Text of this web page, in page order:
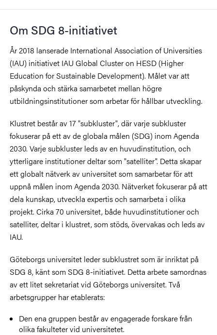
Om SDG 8-initiativet
År 2018 lanserade International Association of Universities
(IAU) initiativet IAU Global Cluster on HESD (Higher
Education for Sustainable Development). Målet var att
påskynda och stärka samarbetet mellan högre
utbildningsinstitutioner som arbetar för hållbar utveckling.
Klustret består av 17 "subkluster", där varje subkluster
fokuserar på ett av de globala målen (SDG) inom Agenda
2030. Varje subkluster leds av en huvudinstitution, och
ytterligare institutioner deltar som "satelliter". Detta skapar
ett globalt nätverk av universitet som samarbetar för att
uppnå målen inom Agenda 2030. Nätverket fokuserar på att
dela kunskap, utveckla expertis och samarbeta i olika
projekt. Cirka 70 universitet, både huvudinstitutioner och
satelliter, deltar i klustret, som stöds, övervakas och leds av
IAU.
Göteborgs universitet leder subklustret som är inriktat på
SDG 8, känt som SDG 8-initiativet. Detta arbete samordnas
av ett litet sekretariat vid Göteborgs universitet. Två
arbetsgrupper har etablerats:
Den ena gruppen består av engagerade forskare från
olika fakulteter vid universitetet.